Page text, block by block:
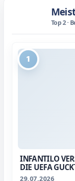
Top 2 ·
1
INFANTILO
IE UEFA
29.07.2026